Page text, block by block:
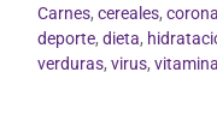
Carnes, cereales,
deporte, dieta,
verduras, virus,